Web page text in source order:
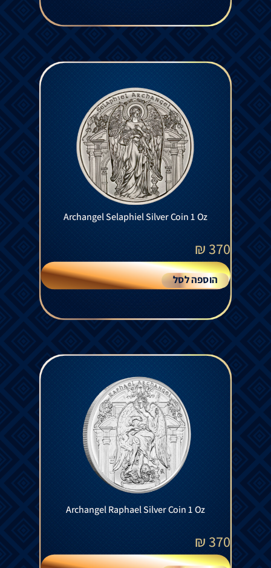
Archangel Selaphiel Silver Coin 1 Oz
370
₪
הוספה לסל
Archangel Raphael Silver Coin 1 Oz
370
₪